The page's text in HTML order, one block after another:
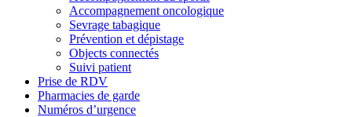
Accompagnement oncologique
Sevrage tabagique
Prévention et dépistage
Objects connectés
Suivi patient
Prise de RDV
Pharmacies de garde
Numéros d’urgence